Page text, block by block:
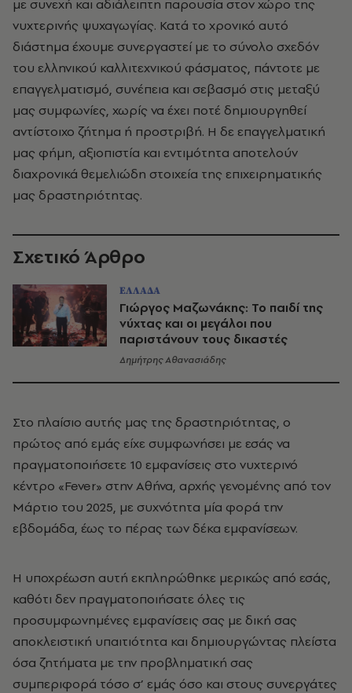
με συνεχή και αδιάλειπτη παρουσία στον χώρο της
νυχτερινής ψυχαγωγίας. Κατά το χρονικό αυτό
διάστημα έχουμε συνεργαστεί με το σύνολο σχεδόν
του ελληνικού καλλιτεχνικού φάσματος, πάντοτε με
επαγγελματισμό, συνέπεια και σεβασμό στις μεταξύ
μας συμφωνίες, χωρίς να έχει ποτέ δημιουργηθεί
αντίστοιχο ζήτημα ή προστριβή. Η δε επαγγελματική
μας φήμη, αξιοπιστία και εντιμότητα αποτελούν
διαχρονικά θεμελιώδη στοιχεία της επιχειρηματικής
μας δραστηριότητας.
Σχετικό Άρθρο
ΕΛΛΑΔΑ
Γιώργος Μαζωνάκης: Το παιδί της
νύχτας και οι μεγάλοι που
παριστάνουν τους δικαστές
Δημήτρης Αθανασιάδης
Στο πλαίσιο αυτής μας της δραστηριότητας, ο
πρώτος από εμάς είχε συμφωνήσει με εσάς να
πραγματοποιήσετε 10 εμφανίσεις στο νυχτερινό
κέντρο «Fever» στην Αθήνα, αρχής γενομένης από τον
Μάρτιο του 2025, με συχνότητα μία φορά την
εβδομάδα, έως το πέρας των δέκα εμφανίσεων.
Η υποχρέωση αυτή εκπληρώθηκε μερικώς από εσάς,
καθότι δεν πραγματοποιήσατε όλες τις
προσυμφωνημένες εμφανίσεις σας με δική σας
αποκλειστική υπαιτιότητα και δημιουργώντας πλείστα
όσα ζητήματα με την προβληματική σας
συμπεριφορά τόσο σ’ εμάς όσο και στους συνεργάτες